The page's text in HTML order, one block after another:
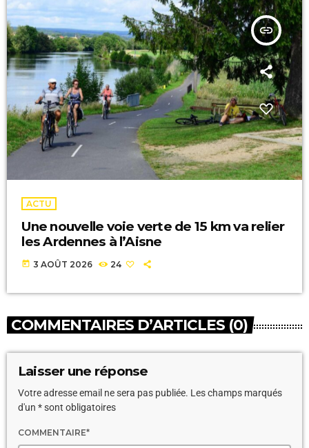
insert_link
ACTU
Une nouvelle voie verte de 15 km va relier
les Ardennes à l’Aisne
today 3 AOÛT 2026 24
COMMENTAIRES D’ARTICLES (0)
Laisser une réponse
Votre adresse email ne sera pas publiée. Les champs marqués
d'un * sont obligatoires
COMMENTAIRE*